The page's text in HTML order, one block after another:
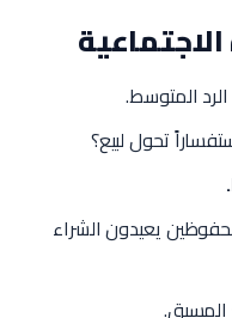
المتوسط.
تحول لبيع؟
يعيدون الشراء
المسبق.